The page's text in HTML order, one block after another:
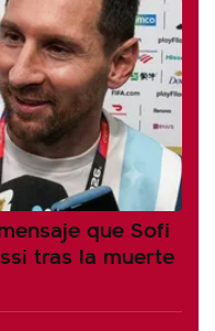
que Sofi
tras la muerte